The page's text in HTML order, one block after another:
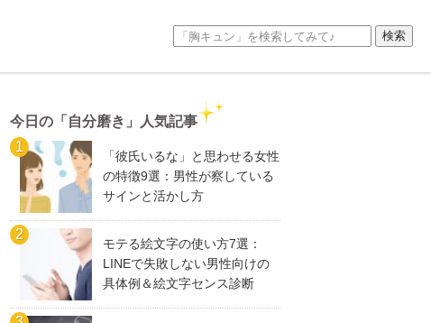
今日の「自分磨き」人気記事
「彼氏いるな」と思わせる女性
の特徴9選：男性が察している
サインと活かし方
モテる絵文字の使い方7選：
LINEで失敗しない男性向けの
具体例＆絵文字センス診断